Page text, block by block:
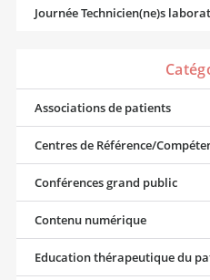
Journée Technicien(ne)s
Associations de patients
Centres de Référence/
Conférences grand public
Contenu numérique
Education thérapeutique du